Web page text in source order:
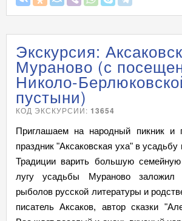
Экскурсия:
Мураново (с
Николо-
пустыни)
КОД ЭКСКУРСИИ: 13654
Приглашаем на народный пикник и
праздник "Аксаковская уха" в
Традиции варить большую
лугу усадьбы Мураново
рыболов русской литературы и
писатель Аксаков, автор сказки